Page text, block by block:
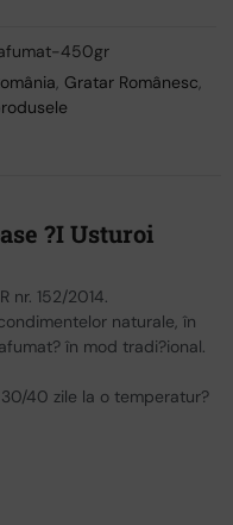
450gr
, Gratar Românesc,
?i Usturoi
nr. 152/2014.
naturale, în
în mod tradi?ional.
40 zile la o temperatur?